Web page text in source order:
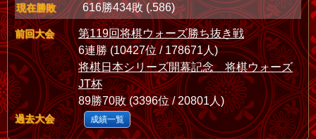
現在勝敗 616勝434敗 (.586)
前回大会
第119回将棋ウォーズ勝ち抜き戦
6連勝 (10427位 / 178671人)
将棋日本シリーズ開幕記念 将棋ウォーズ
JT杯
89勝70敗 (3396位 / 20801人)
過去大会 成績一覧